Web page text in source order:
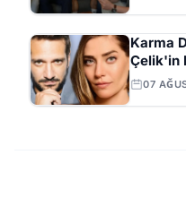
Karma
Çelik'in
Oldu
07